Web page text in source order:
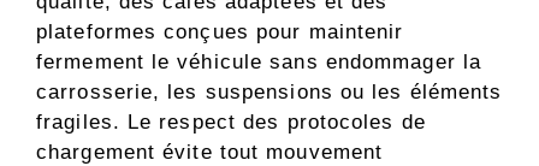
plateformes conçues pour maintenir
fermement le véhicule sans endommager la
carrosserie, les suspensions ou les éléments
fragiles. Le respect des protocoles de
chargement évite tout mouvement